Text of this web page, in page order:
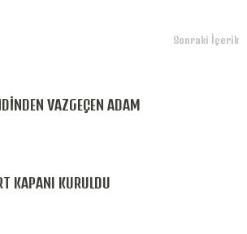
Sonraki İçerik
VAZGEÇEN ADAM
KAPANI KURULDU